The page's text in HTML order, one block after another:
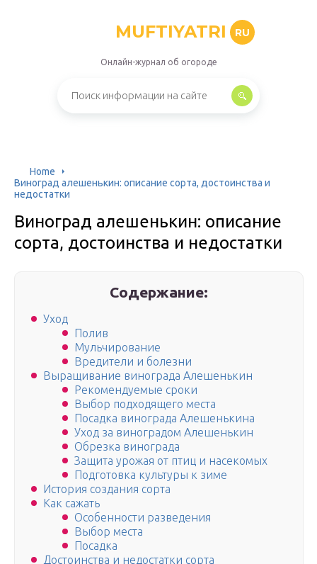
MUFTIYATRI RU
Онлайн-журнал об огороде
Home
Виноград алешенькин: описание сорта, достоинства и
недостатки
Виноград алешенькин: описание
сорта, достоинства и недостатки
Содержание:
Уход
Полив
Мульчирование
Вредители и болезни
Выращивание винограда Алешенькин
Рекомендуемые сроки
Выбор подходящего места
Посадка винограда Алешенькина
Уход за виноградом Алешенькин
Обрезка винограда
Защита урожая от птиц и насекомых
Подготовка культуры к зиме
История создания сорта
Как сажать
Особенности разведения
Выбор места
Посадка
Достоинства и недостатки сорта